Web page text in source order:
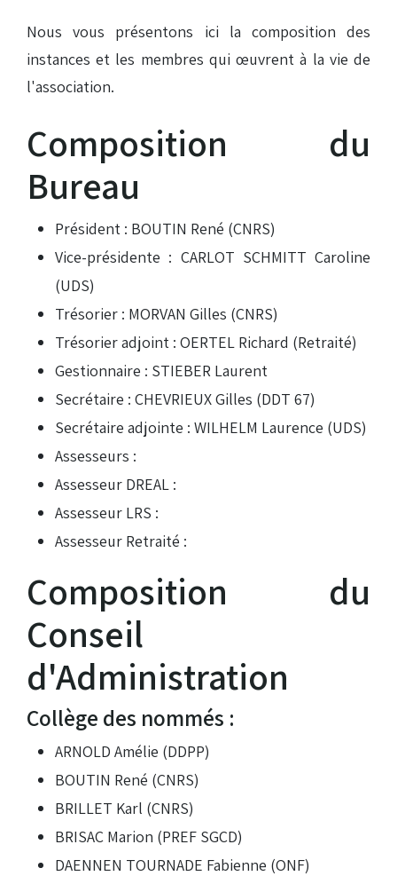
Nous vous présentons ici la composition des
instances et les membres qui œuvrent à la vie de
l'association.
Composition du
Bureau
Président : BOUTIN René (CNRS)
Vice-présidente : CARLOT SCHMITT Caroline
(UDS)
Trésorier : MORVAN Gilles (CNRS)
Trésorier adjoint : OERTEL Richard (Retraité)
Gestionnaire : STIEBER Laurent
Secrétaire : CHEVRIEUX Gilles (DDT 67)
Secrétaire adjointe : WILHELM Laurence (UDS)
Assesseurs :
Assesseur DREAL :
Assesseur LRS :
Assesseur Retraité :
Composition du
Conseil
d'Administration
Collège des nommés :
ARNOLD Amélie (DDPP)
BOUTIN René (CNRS)
BRILLET Karl (CNRS)
BRISAC Marion (PREF SGCD)
DAENNEN TOURNADE Fabienne (ONF)